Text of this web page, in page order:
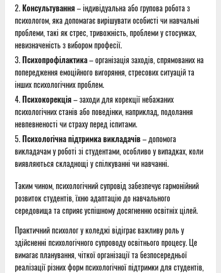
Консультування– індивідуальна або групова робота з
психологом, яка допомагає вирішувати особисті чи навчальні
проблеми, такі як стрес, тривожність, проблеми у стосунках,
невизначеність з вибором професії.
Психопрофілактика– організація заходів, спрямованих на
попередження емоційного вигоряння, стресових ситуацій та
інших психологічних проблем.
Психокорекція– заходи для корекції небажаних
психологічних станів або поведінки, наприклад, подолання
невпевненості чи страху перед іспитами.
Психологічна підтримка викладачів– допомога
викладачам у роботі зі студентами, особливо у випадках, коли
виявляються складнощі у спілкуванні чи навчанні.
Таким чином, психологічний супровід забезпечує гармонійний
розвиток студентів, їхню адаптацію до навчального
середовища та сприяє успішному досягненню освітніх цілей.
Практичний психолог у коледжі відіграє важливу роль у
здійсненні психологічного супроводу освітнього процесу. Це
вимагає планування, чіткої організації та безпосередньої
реалізації різних форм психологічної підтримки для студентів,